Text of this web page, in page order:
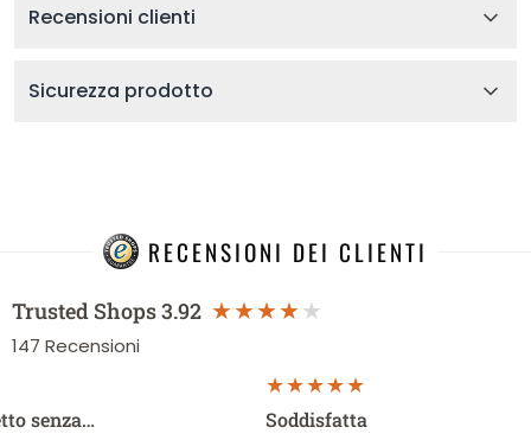
Recensioni clienti
Sicurezza prodotto
RECENSIONI DEI CLIENTI
Trusted Shops3.92
147 Recensioni
senza… Soddisfatta